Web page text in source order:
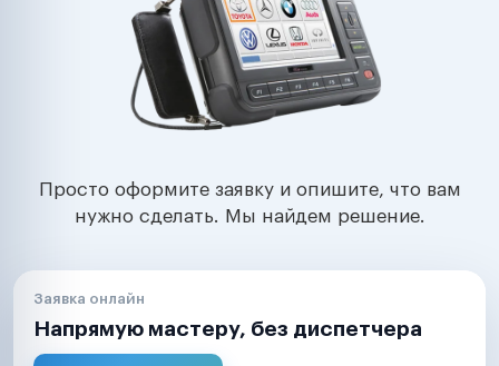
Просто оформите заявку и опишите, что вам
нужно сделать. Мы найдем решение.
Заявка онлайн
Напрямую мастеру, без диспетчера